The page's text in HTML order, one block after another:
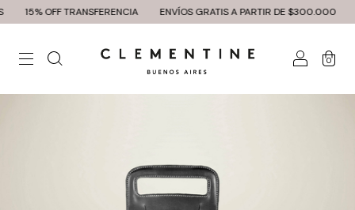
15% OFF TRANSFERENCIA ENVÍOS GRATIS A PARTIR DE $300.000
0